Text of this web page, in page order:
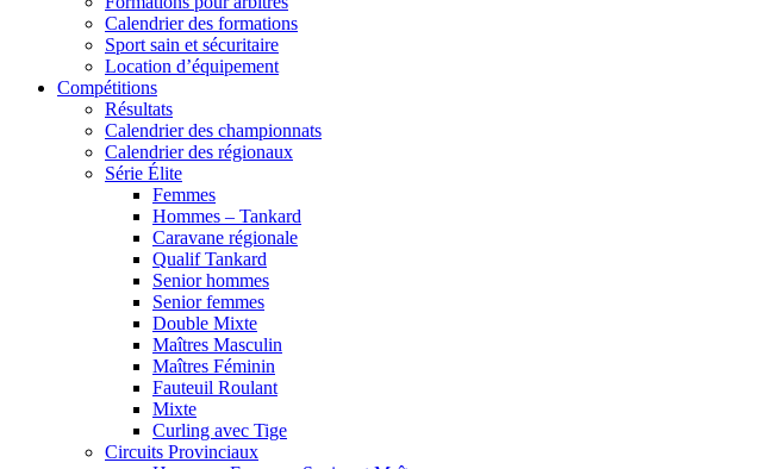
Calendrier des formations
Sport sain et sécuritaire
Location d’équipement
Compétitions
Résultats
Calendrier des championnats
Calendrier des régionaux
Série Élite
Femmes
Hommes – Tankard
Caravane régionale
Qualif Tankard
Senior hommes
Senior femmes
Double Mixte
Maîtres Masculin
Maîtres Féminin
Fauteuil Roulant
Mixte
Curling avec Tige
Circuits Provinciaux